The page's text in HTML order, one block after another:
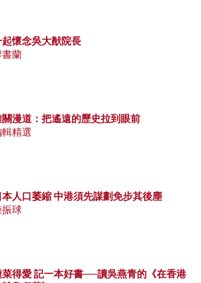
起懷念吳大猷院長
書蘭
關漫道：把遙遠的歷史拉到眼前
輯精選
本人口萎縮 中港須先謀劃免步其後塵
振球
菜得愛 記一本好書──讀吳燕青的《在香港